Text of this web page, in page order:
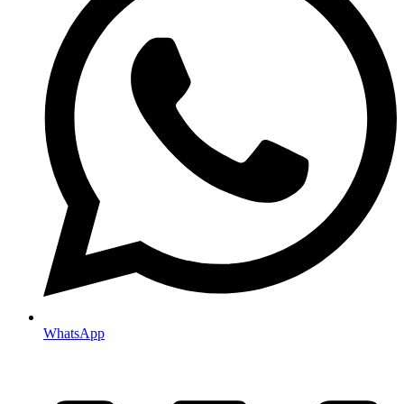
WhatsApp